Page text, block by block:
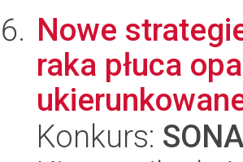
Nowe
raka płuca
Konkurs: